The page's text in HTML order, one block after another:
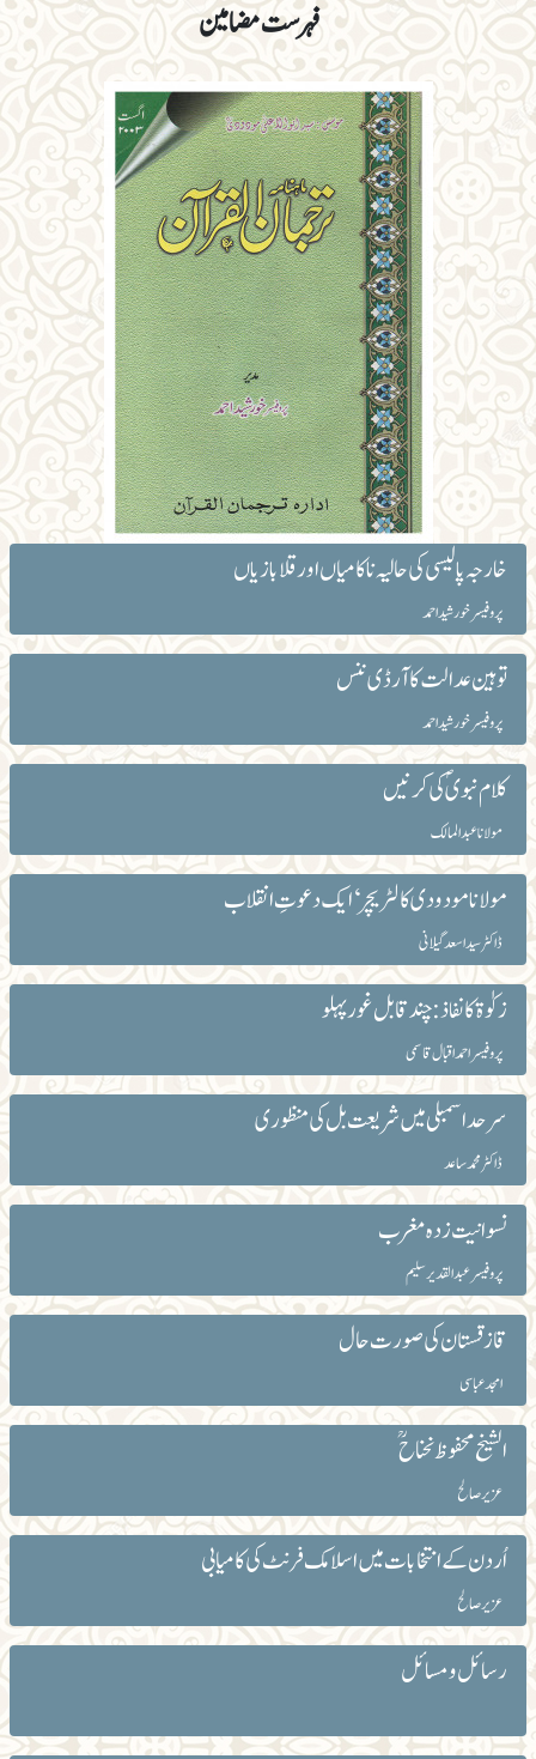
فہرست مضامین
خارجہ پالیسی کی حالیہ ناکامیاں اور قلابازیاں
پروفیسر خورشید احمد
توہین عدالت کا آرڈی ننس
پروفیسر خورشید احمد
کلام نبویؐ کی کرنیں
مولانا عبد المالک
مولانا مودودی کا لٹریچر‘ ایک دعوتِ انقلاب
ڈاکٹر سید اسعد گیلانی
زکوٰۃ کا نفاذ : چند قابل غور پہلو
پروفیسر احمد اقبال قاسمی
سرحد اسمبلی میں شریعت بل کی منظوری
ڈاکٹر محمد ساعد
نسوانیت زدہ مغرب
پروفیسر عبدالقدیر سلیم
قازقستان کی صورت حال
امجد عباسی
الشیخ محفوظ نحناح ؒ
عزیرصالح
اُردن کے انتخابات میں اسلامک فرنٹ کی کامیابی
عزیر صالح
رسائل و مسائل